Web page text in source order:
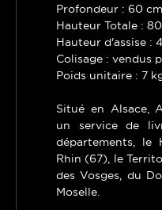
Profondeur : 60 cm
Hauteur Totale :
Hauteur d'assise :
Colisage : vendus
Poids unitaire : 7
Situé en Alsace,
un service de
départements, le
Rhin (67), le
des Vosges, du
Moselle.